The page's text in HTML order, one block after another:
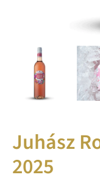
Juhász
2025